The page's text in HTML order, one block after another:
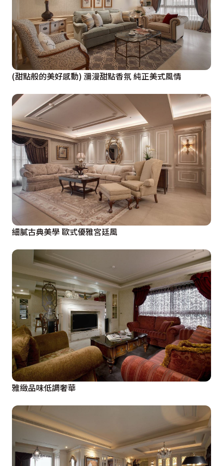
(甜點般的美好感動) 瀰漫甜點香氛 純正美式風情
細膩古典美學 歐式優雅宮廷風
雅緻品味低調奢華